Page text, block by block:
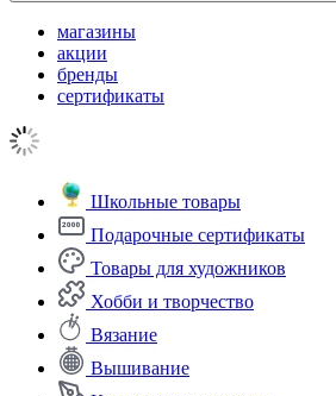
магазины
акции
бренды
сертификаты
Школьные товары
Подарочные сертификаты
Товары для художников
Хобби и творчество
Вязание
Вышивание